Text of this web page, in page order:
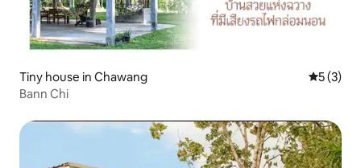
Tiny house in Chawang
5 (3)
Bann Chi